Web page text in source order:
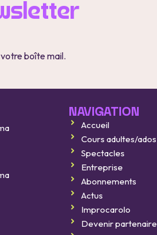
boîte mail.
NAVIGATION
Accueil
Cours adultes/ados
Spectacles
Entreprise
Abonnements
Actus
Improcarolo
Devenir partenaire